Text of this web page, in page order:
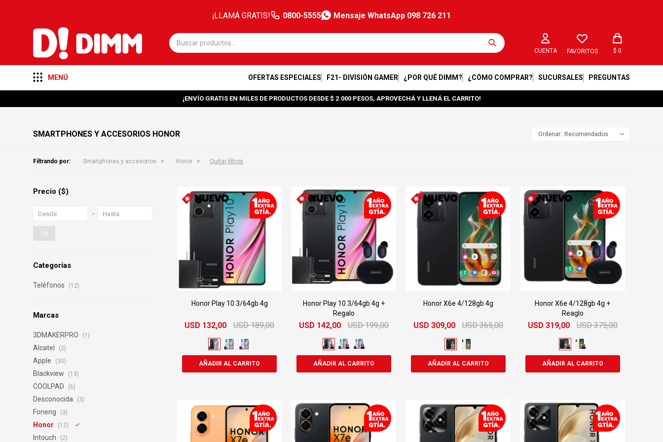
¡LLAMÁ GRATIS! 0800-5555 Mensaje WhatsApp 098 726 211
MENÚ OFERTAS ESPECIALES F21- DIVISIÓN GAMER ¿POR QUÉ DIMM? ¿CÓMO COMPRAR? SUCURSALES PREGUNTAS
FAVORITOS $ 0
¡ENVÍO GRATIS EN MILES DE PRODUCTOS DESDE $ 2.000 PESOS, APROVECHÁ Y LLENÁ EL CARRITO!
SMARTPHONES Y ACCESORIOS HONOR Recomendados
Filtrando por: Smartphones y accesorios Honor Quitar filtros
Categorías
Teléfonos (12)
Marcas
3DMAKERPRO (1)
Alcatel (2)
Apple (30)
Blackview (13)
COOLPAD (6)
Desconocida (3)
Foneng (3)
Honor (12)
Intouch (2)
Precio ($)
OK
Honor Play 10 3/64gb 4g
USD 132,00 USD 189,00
Honor Play 10 3/64gb 4g +
Regalo
USD 142,00 USD 199,00
Honor X6e 4/128gb 4g
USD 309,00 USD 365,00
Honor X6e 4/128gb 4g +
Reaglo
USD 319,00 USD 375,00